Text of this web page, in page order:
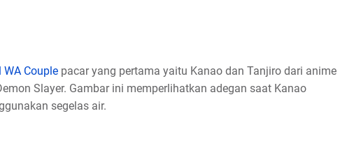
WA Couplepacar yang pertama yaitu Kanao dan Tanjiro dari anime
Slayer. Gambar ini memperlihatkan adegan saat Kanao
segelas air.